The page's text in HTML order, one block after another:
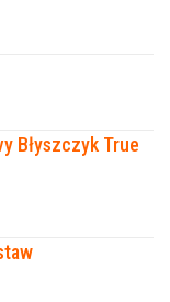
Błyszczyk True